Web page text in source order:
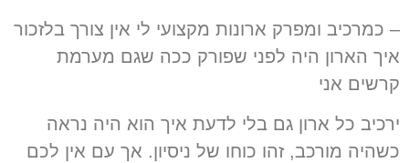
– כמרכיב ומפרק ארונות מקצועי לי אין צורך בלזכור
איך הארון היה לפני שפורק ככה שגם מערמת
קרשים אני
ירכיב כל ארון גם בלי לדעת איך הוא היה נראה
כשהיה מורכב, זהו כוחו של ניסיון. אך עם אין לכם